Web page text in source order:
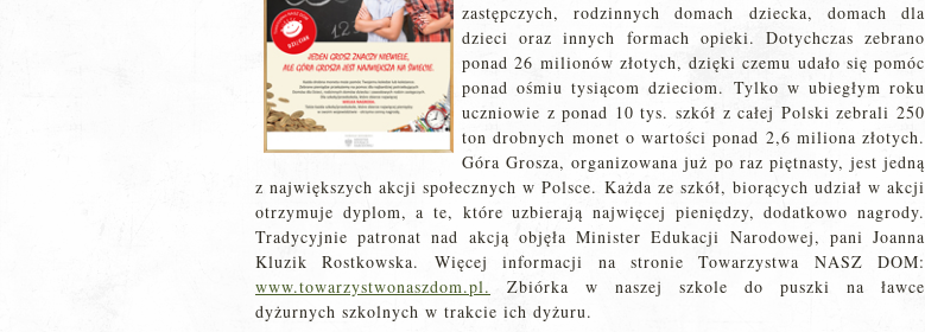
zastępczych, rodzinnych domach dziecka, domach dla
dzieci oraz innych formach opieki. Dotychczas zebrano
ponad 26 milionów złotych, dzięki czemu udało się pomóc
ponad ośmiu tysiącom dzieciom. Tylko w ubiegłym roku
uczniowie z ponad 10 tys. szkół z całej Polski zebrali 250
ton drobnych monet o wartości ponad 2,6 miliona złotych.
Góra Grosza, organizowana już po raz piętnasty, jest jedną
z największych akcji społecznych w Polsce. Każda ze szkół, biorących udział w akcji
otrzymuje dyplom, a te, które uzbierają najwięcej pieniędzy, dodatkowo nagrody.
Tradycyjnie patronat nad akcją objęła Minister Edukacji Narodowej, pani Joanna
Kluzik Rostkowska. Więcej informacji na stronie Towarzystwa NASZ DOM:
www.towarzystwonaszdom.pl.
Zbiórka w naszej szkole do puszki na ławce
dyżurnych szkolnych w trakcie ich dyżuru.